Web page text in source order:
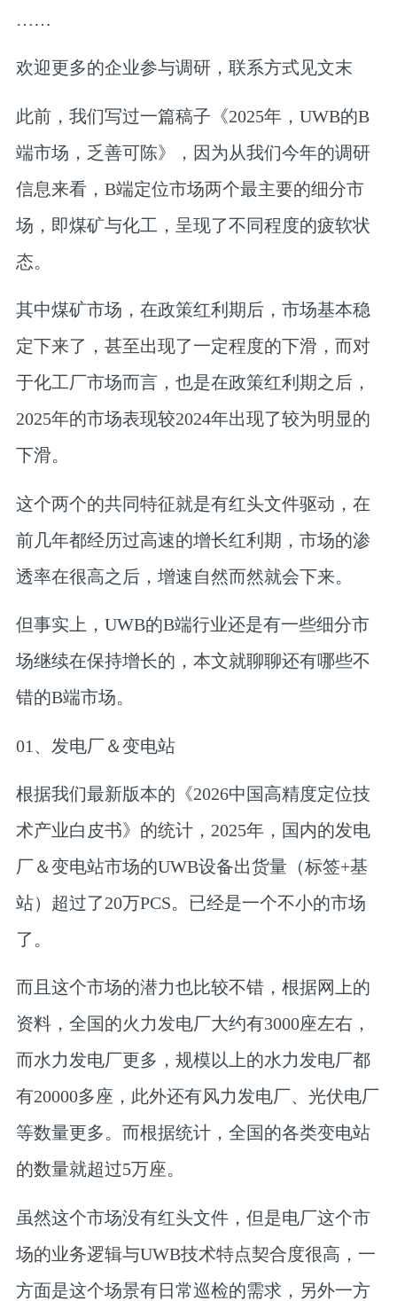
……
欢迎更多的企业参与调研，联系方式见文末
此前，我们写过一篇稿子《2025年，UWB的B
端市场，乏善可陈》
，因为从我们今年的调研
信息来看，B端定位市场两个最主要的细分市
场， 即煤矿与化工，呈现了不同程度的疲软状
态。
其中煤矿市场，在政策红利期后，市场基本稳
定下来了，甚至出现了一定程度的下滑，而对
于化工厂市场而言，也是在政策红利期之后，
2025年的市场表现较2024年出现了较为明显的
下滑。
这个两个的共同特征就是有红头文件驱动，在
前几年都经历过高速的增长红利期，市场的渗
透率在很高之后，增速自然而然就会下来。
但事实上，UWB的B端行业还是有一些细分市
场继续在保持增长的，本文就聊聊还有哪些不
错的B端市场。
01、 发电厂＆变电站
根据我们最新版本的《2026中国高精度定位技
术产业白皮书》的统计，2025年，国内的发电
厂＆变电站市场的UWB设备出货量（标签+基
站）超过了20万PCS。已经是一个不小的市场
了。
而且这个市场的潜力也比较不错，根据网上的
资料，全国的火力发电厂大约有3000座左右，
而水力发电厂更多，规模以上的水力发电厂都
有20000多座，此外还有风力发电厂、光伏电厂
等数量更多。而根据统计，全国的各类变电站
的数量就超过5万座。
虽然这个市场没有红头文件，但是电厂这个市
场的业务逻辑与UWB技术特点契合度很高，一
方面是这个场景有日常巡检的需求，另外一方